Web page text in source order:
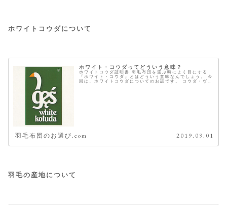
ホワイトコウダについて
ホワイト・コウダってどういう意味？
ホワイトコウダ証明書 羽毛布団を選ぶ時によく目にする
『ホワイト・コウダ』とはどういう意味なんでしょう。 今
回は、ホワイトコウダについてのお話です。 コウダ・ヴィ
羽毛布団のお選び.com 2019.09.01
羽毛の産地について